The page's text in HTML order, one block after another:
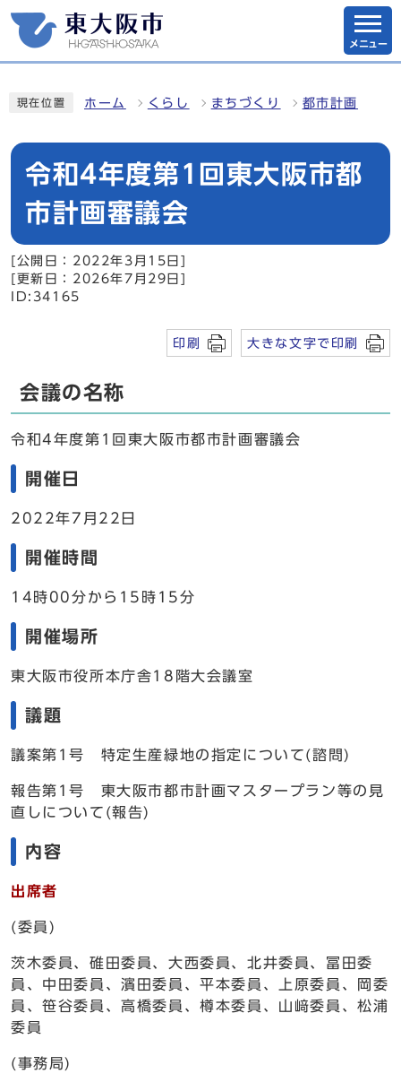
メニュー
現在位置 ホーム くらし まちづくり 都市計画
令和4年度第1回東大阪市都
市計画審議会
[公開日：2022年3月15日]
[更新日：2026年7月29日]
ID:34165
印刷 大きな文字で印刷
会議の名称
令和4年度第1回東大阪市都市計画審議会
開催日
2022年7月22日
開催時間
14時00分から15時15分
開催場所
東大阪市役所本庁舎18階大会議室
議題
議案第1号 特定生産緑地の指定について(諮問)
報告第1号 東大阪市都市計画マスタープラン等の見
直しについて(報告)
内容
出席者
(委員)
茨木委員、碓田委員、大西委員、北井委員、冨田委
員、中田委員、濱田委員、平本委員、上原委員、岡委
員、笹谷委員、高橋委員、樽本委員、山﨑委員、松浦
委員
(事務局)